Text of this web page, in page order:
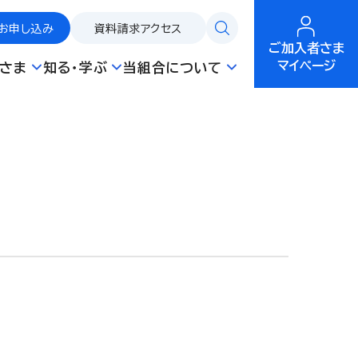
申し込み 資料請求アクセス
ま 知る・学ぶ 当組合について
ご加入者さま
マイページ